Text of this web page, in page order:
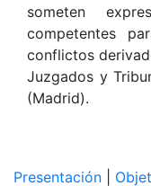
someten
competentes
conflictos
Juzgados y
(Madrid).
Presentación